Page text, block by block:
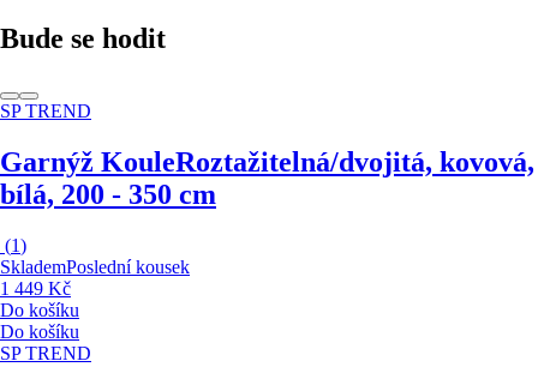
Bude se hodit
SP TREND
Garnýž KouleRoztažitelná/dvojitá, kovová,
bílá, 200 - 350 cm
(1)
SklademPoslední kousek
1 449 Kč
Do košíku
Do košíku
SP TREND